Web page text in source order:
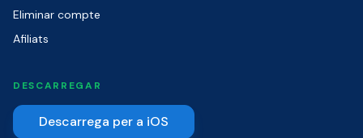
Eliminar compte
Afiliats
DESCARREGAR
Descarrega per a iOS